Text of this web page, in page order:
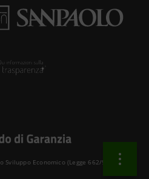
Economico (Legge 662/96 )